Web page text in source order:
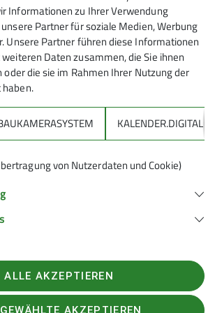
allgemein
Friedrichshafen e.V.
Informationen zu Ihrer Verwendung
Partner für soziale Medien, Werbung
Unsere Partner führen diese Informationen
Daten zusammen, die Sie ihnen
die sie im Rahmen Ihrer Nutzung der
KALENDER.DIGITAL
von Nutzerdaten und Cookie)
ALLE AKZEPTIEREN
AKZEPTIEREN